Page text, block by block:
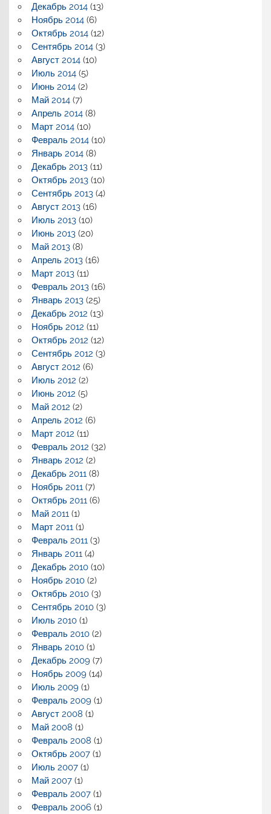
Декабрь 2014(13)
Ноябрь 2014(6)
Октябрь 2014(12)
Сентябрь 2014(3)
Август 2014(10)
Июль 2014(5)
Июнь 2014(2)
Май 2014(7)
Апрель 2014(8)
Март 2014(10)
Февраль 2014(10)
Январь 2014(8)
Декабрь 2013(11)
Октябрь 2013(10)
Сентябрь 2013(4)
Август 2013(16)
Июль 2013(10)
Июнь 2013(20)
Май 2013(8)
Апрель 2013(16)
Март 2013(11)
Февраль 2013(16)
Январь 2013(25)
Декабрь 2012 (13)
Ноябрь 2012 (11)
Октябрь 2012 (12)
Сентябрь 2012 (3)
Август 2012 (6)
Июль 2012 (2)
Июнь 2012 (5)
Май 2012 (2)
Апрель 2012 (6)
Март 2012 (11)
Февраль 2012 (32)
Январь 2012 (2)
Декабрь 2011 (8)
Ноябрь 2011 (7)
Октябрь 2011 (6)
Май 2011 (1)
Март 2011 (1)
Февраль 2011 (3)
Январь 2011 (4)
Декабрь 2010(10)
Ноябрь 2010(2)
Октябрь 2010(3)
Сентябрь 2010(3)
Июль 2010(1)
Февраль 2010(2)
Январь 2010(1)
Декабрь 2009(7)
Ноябрь 2009(14)
Июль 2009(1)
Февраль 2009(1)
Август 2008 (1)
Май 2008 (1)
Февраль 2008 (1)
Октябрь 2007(1)
Июль 2007(1)
Май 2007(1)
Февраль 2007(1)
Февраль 2006(1)